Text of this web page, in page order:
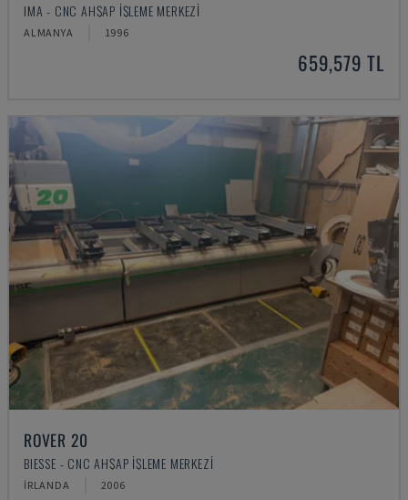
IMA - CNC AHŞAP İŞLEME MERKEZI
ALMANYA 1996
659,579 TL
ROVER 20
BIESSE - CNC AHŞAP İŞLEME MERKEZI
İRLANDA 2006